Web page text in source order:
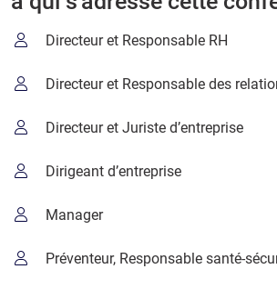
Directeur et Responsable RH
Directeur et Responsable des
Directeur et Juriste d’entreprise
Dirigeant d’entreprise
Manager
Préventeur, Responsable santé-